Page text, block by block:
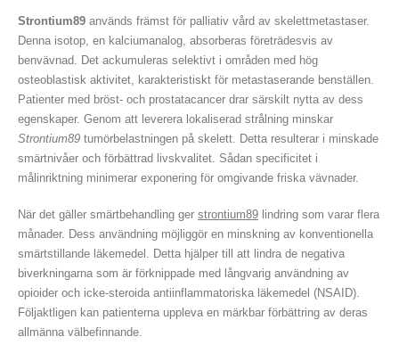
Strontium89 används främst för palliativ vård av skelettmetastaser.
Denna isotop, en kalciumanalog, absorberas företrädesvis av
benvävnad. Det ackumuleras selektivt i områden med hög
osteoblastisk aktivitet, karakteristiskt för metastaserande benställen.
Patienter med bröst- och prostatacancer drar särskilt nytta av dess
egenskaper. Genom att leverera lokaliserad strålning minskar
Strontium89 tumörbelastningen på skelett. Detta resulterar i minskade
smärtnivåer och förbättrad livskvalitet. Sådan specificitet i
målinriktning minimerar exponering för omgivande friska vävnader.
När det gäller smärtbehandling ger strontium89 lindring som varar flera
månader. Dess användning möjliggör en minskning av konventionella
smärtstillande läkemedel. Detta hjälper till att lindra de negativa
biverkningarna som är förknippade med långvarig användning av
opioider och icke-steroida antiinflammatoriska läkemedel (NSAID).
Följaktligen kan patienterna uppleva en märkbar förbättring av deras
allmänna välbefinnande.